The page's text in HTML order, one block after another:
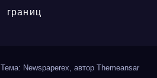
границ
Тема: Newspaperex, автор Themeansar